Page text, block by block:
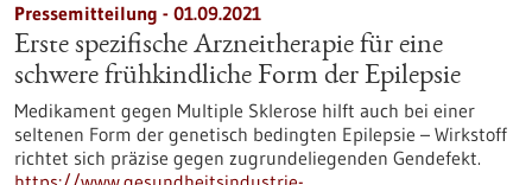
Pressemitteilung - 01.09.2021
Erste spezifische Arzneitherapie für eine
schwere frühkindliche Form der Epilepsie
Medikament gegen Multiple Sklerose hilft auch bei einer
seltenen Form der genetisch bedingten Epilepsie – Wirkstoff
richtet sich präzise gegen zugrundeliegenden Gendefekt.